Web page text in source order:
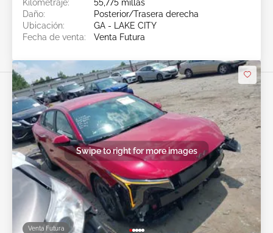
Kilometraje:
55,775 millas
Daño:
Posterior/Trasera derecha
Ubicación:
GA - LAKE CITY
Fecha de venta:
Venta Futura
Venta Futura
Swipe to right for more images